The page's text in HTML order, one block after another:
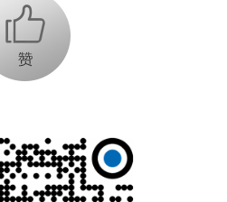
+1